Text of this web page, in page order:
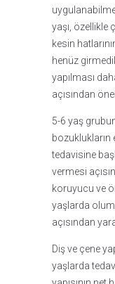
yaşı, özellikle
kesin
henüz
yapılması
açısından
5-6 yaş
bozuklukların
tedavisine
vermesi
koruyucu ve
yaşlarda
açısından
Diş ve çene
yaşlarda